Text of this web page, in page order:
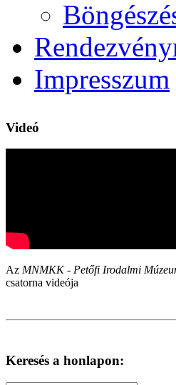
Impresszum
Videó
Az MNMKK - Petőfi Irodalmi
csatorna videója
Keresés a honlapon: